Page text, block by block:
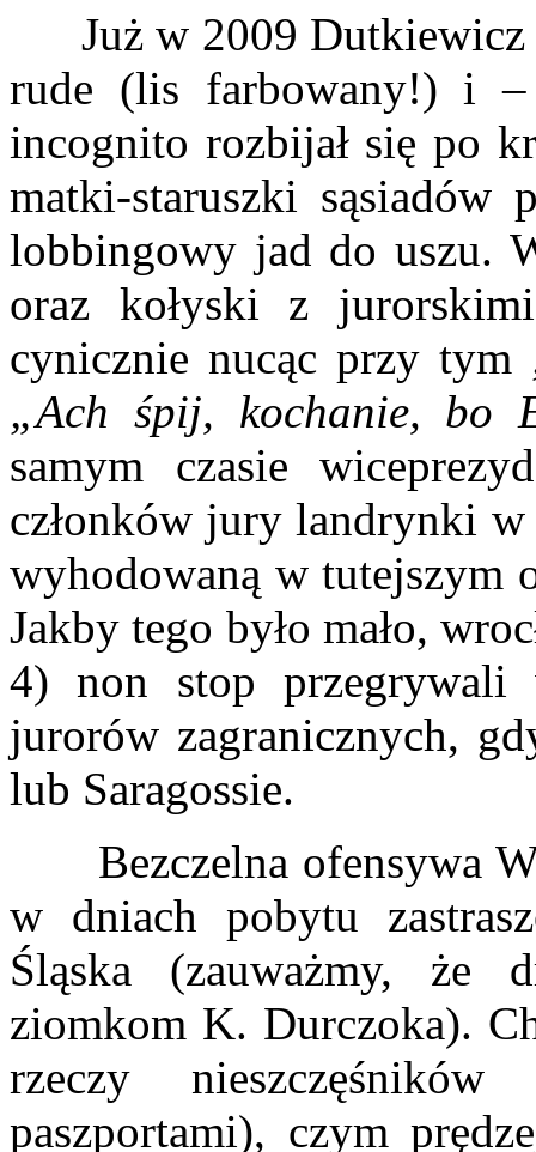
Już w 2009 Dutkiewicz
rude (lis farbowany!) i
incognito rozbijał się po
matki-staruszki sąsiadów
lobbingowy jad do uszu.
oraz kołyski z
cynicznie nucąc przy tym
„Ach śpij, kochanie, bo
samym czasie
członków jury landrynki
wyhodowaną w tutejszym
Jakby tego było mało,
4) non stop
jurorów zagranicznych,
lub Saragossie.
Bezczelna ofensywa
w dniach pobytu
Śląska (zauważmy, że
ziomkom K. Durczoka).
rzeczy
paszportami), czym